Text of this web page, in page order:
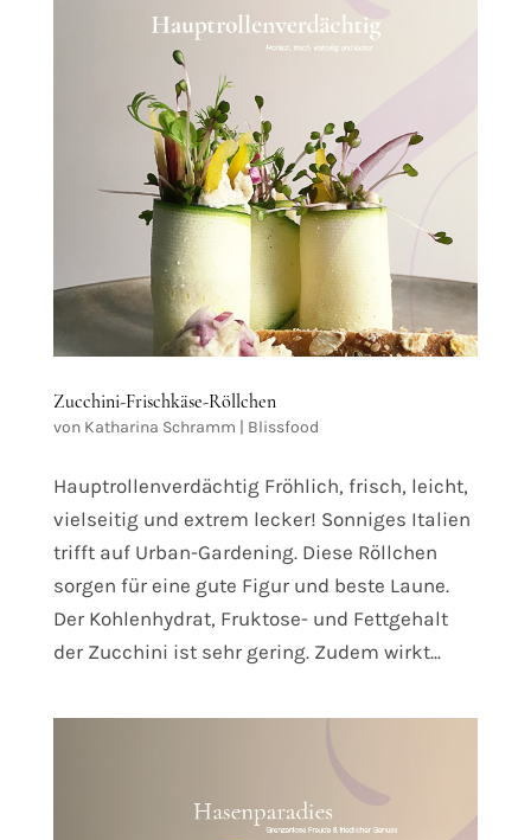
Zucchini-Frischkäse-Röllchen
von Katharina Schramm | Blissfood
Hauptrollenverdächtig Fröhlich, frisch, leicht,
vielseitig und extrem lecker! Sonniges Italien
trifft auf Urban-Gardening. Diese Röllchen
sorgen für eine gute Figur und beste Laune.
Der Kohlenhydrat, Fruktose- und Fettgehalt
der Zucchini ist sehr gering. Zudem wirkt...